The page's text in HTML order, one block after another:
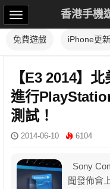
香港手機
免費遊戲 iPhone更新
【E3 2014】
進行
測試！
2014-06-10 6104
Sony
聞發佈會